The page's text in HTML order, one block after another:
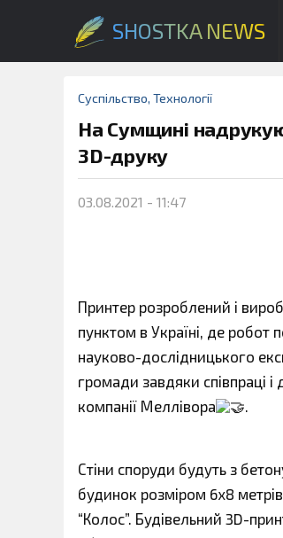
SHOSTKA NEWS
Суспільство, Технології
На Сумщині
3D-друку
03.08.2021 - 11:47
Принтер розроблений і
пунктом в Україні, де робот
науково-дослідницького
громади завдяки співпраці
компанії Меллівора
.
Стіни споруди будуть з
будинок розміром 6х8
“Колос”. Будівельний 3D-